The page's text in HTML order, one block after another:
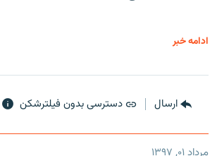
ادامه خبر
ارسال دسترسی بدون فیلترشکن